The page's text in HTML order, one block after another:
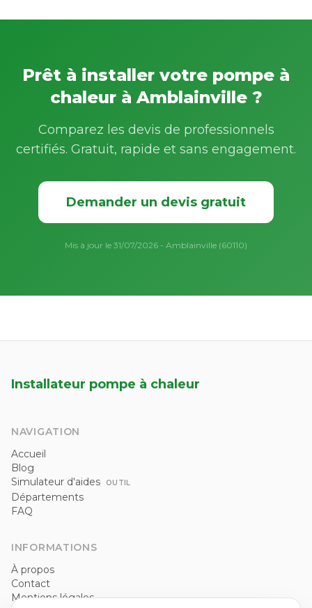
Prêt à installer votre pompe à
chaleur à Amblainville ?
Comparez les devis de professionnels
certifiés. Gratuit, rapide et sans engagement.
Demander un devis gratuit
Mis à jour le 31/07/2026 - Amblainville (60110)
Installateur pompe à chaleur
NAVIGATION
Accueil
Blog
Simulateur d'aides
OUTIL
Départements
FAQ
INFORMATIONS
À propos
Contact
Mentions légales